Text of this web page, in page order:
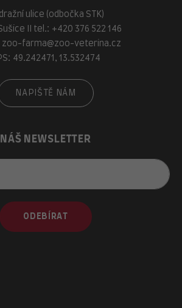
ulice (odbočka STK)
II tel.: +420 376 522 146
zoo-farma@zoo-veterina.cz
49.242471, 13.532474
NAPIŠTĚ NÁM
NÁŠ NEWSLETTER
ODEBÍRAT